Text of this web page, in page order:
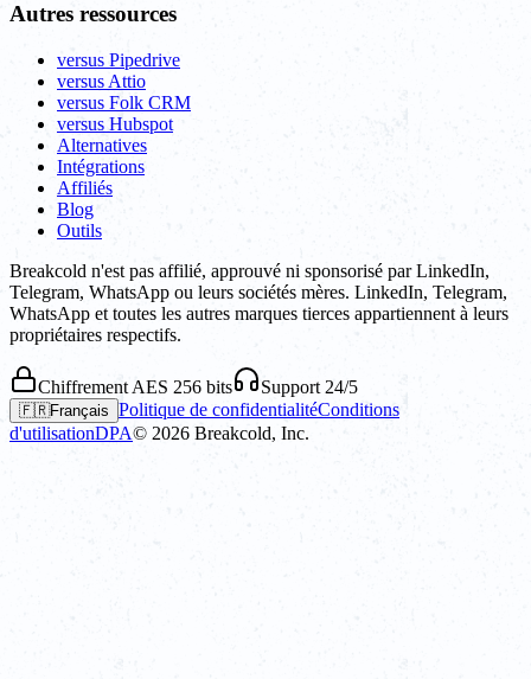
Autres ressources
versus Pipedrive
versus Attio
versus Folk CRM
versus Hubspot
Alternatives
Intégrations
Affiliés
Blog
Outils
Breakcold n'est pas affilié, approuvé ni sponsorisé par LinkedIn,
Telegram, WhatsApp ou leurs sociétés mères. LinkedIn, Telegram,
WhatsApp et toutes les autres marques tierces appartiennent à leurs
propriétaires respectifs.
Chiffrement AES 256 bits Support 24/5
🇫🇷Français Politique de confidentialitéConditions
d'utilisationDPA© 2026 Breakcold, Inc.